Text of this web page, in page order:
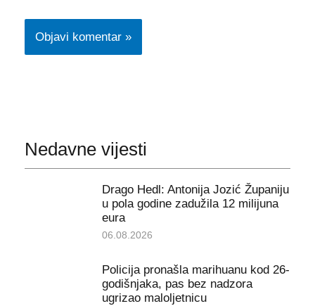
Nedavne vijesti
Drago Hedl: Antonija Jozić Županiju
u pola godine zadužila 12 milijuna
eura
06.08.2026
Policija pronašla marihuanu kod 26-
godišnjaka, pas bez nadzora
ugrizao maloljetnicu